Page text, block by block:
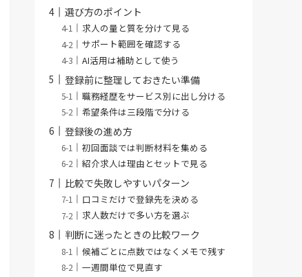
選び方のポイント
求人の量と質を分けて見る
サポート範囲を確認する
AI活用は補助として使う
登録前に整理しておきたい準備
職務経歴をサービス別に出し分ける
希望条件は三段階で分ける
登録後の進め方
初回面談では判断材料を集める
紹介求人は理由とセットで見る
比較で失敗しやすいパターン
口コミだけで登録先を決める
求人数だけで多い方を選ぶ
判断に迷ったときの比較ワーク
候補ごとに点数ではなくメモで残す
一週間単位で見直す